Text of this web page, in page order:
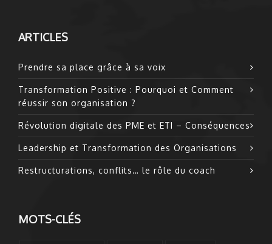
ARTICLES
Prendre sa place grâce à sa voix
Transformation Positive : Pourquoi et Comment
réussir son organisation ?
Révolution digitale des PME et ETI – Conséquences
Leadership et Transformation des Organisations
Restructurations, conflits… le rôle du coach
MOTS-CLÉS